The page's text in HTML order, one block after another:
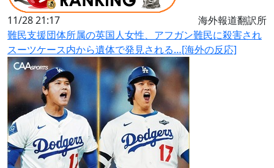
11/28 21:17
海外報道翻訳所
難民支援団体所属の英国人女性、アフガン難民に殺害され
スーツケース内から遺体で発見される…[海外の反応]